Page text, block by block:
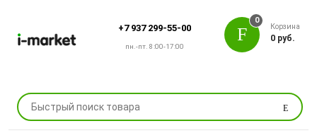
+7 937 299-55-00
пн.-пт. 8:00-17:00
Поиск
0
Корзина
0 руб.